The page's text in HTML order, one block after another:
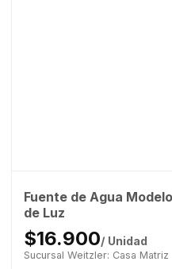
Fuente de Agua
de Luz
$16.900/ Unidad
Sucursal Weitzler: Casa Matriz